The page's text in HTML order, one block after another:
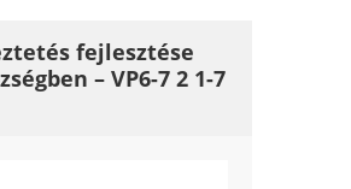
fejlesztése
– VP6-7 2 1-7